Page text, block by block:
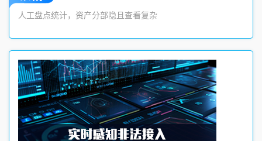
人工盘点统计，资产分部隐且查看复杂